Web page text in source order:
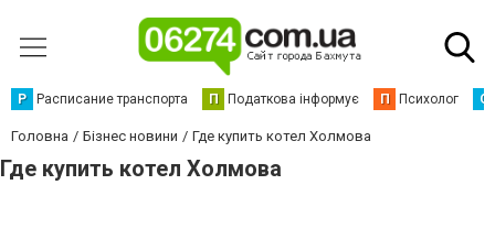
Р Расписание транспорта П Податкова інформує П Психолог С
Головна Бізнес новини Где купить котел Холмова
Где купить котел Холмова